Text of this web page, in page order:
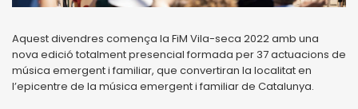
Aquest divendres comença la FiM Vila-seca 2022 amb una
nova edició totalment presencial formada per 37 actuacions de
música emergent i familiar, que convertiran la localitat en
l’epicentre de la música emergent i familiar de Catalunya.